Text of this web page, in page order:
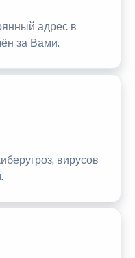
адрес в
за Вами.
вирусов